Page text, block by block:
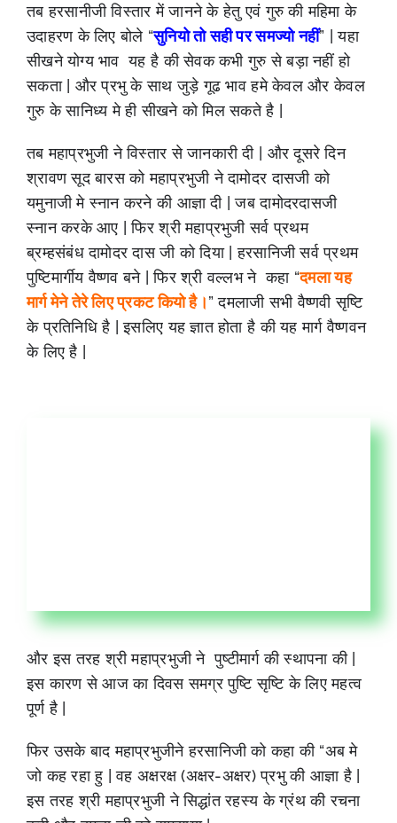
तब हरसानीजी विस्तार में जानने के हेतु एवं गुरु की महिमा के
उदाहरण के लिए बोले “सुनियो तो सही पर समज्यो नहीं” | यहा
सीखने योग्य भाव यह है की सेवक कभी गुरु से बड़ा नहीं हो
सकता | और प्रभु के साथ जुड़े गूढ भाव हमे केवल और केवल
गुरु के सानिध्य मे ही सीखने को मिल सकते है |
तब महाप्रभुजी ने विस्तार से जानकारी दी | और दूसरे दिन
श्रावण सूद बारस को महाप्रभुजी ने दामोदर दासजी को
यमुनाजी मे स्नान करने की आज्ञा दी | जब दामोदरदासजी
स्नान करके आए | फिर श्री महाप्रभुजी सर्व प्रथम
ब्रम्हसंबंध दामोदर दास जी को दिया | हरसानिजी सर्व प्रथम
पुष्टिमार्गीय वैष्णव बने | फिर श्री वल्लभ ने कहा “दमला यह
मार्ग मेने तेरे लिए प्रकट कियो है।” दमलाजी सभी वैष्णवी सृष्टि
के प्रतिनिधि है | इसलिए यह ज्ञात होता है की यह मार्ग वैष्णवन
के लिए है |
और इस तरह श्री महाप्रभुजी ने पुष्टीमार्ग की स्थापना की |
इस कारण से आज का दिवस समग्र पुष्टि सृष्टि के लिए महत्व
पूर्ण है |
फिर उसके बाद महाप्रभुजीने हरसानिजी को कहा की “अब मे
जो कह रहा हु | वह अक्षरक्ष (अक्षर-अक्षर) प्रभु की आज्ञा है |
इस तरह श्री महाप्रभुजी ने सिद्धांत रहस्य के ग्रंथ की रचना